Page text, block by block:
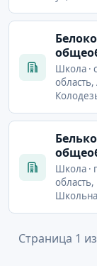
Школа ·
Школа ·
Страница 1